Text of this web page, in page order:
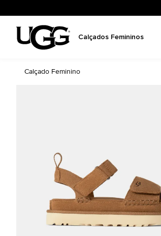
Calçados Femininos
Calçado Feminino